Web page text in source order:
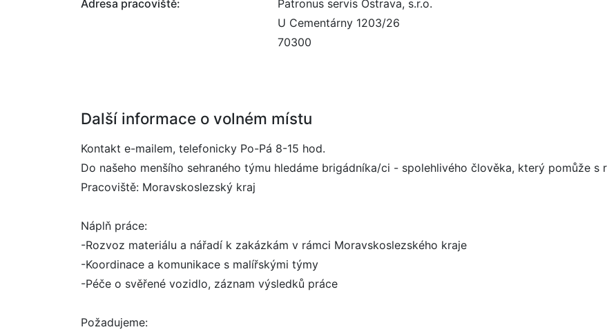
Adresa pracoviště:
Patronus servis Ostrava, s.r.o.
U Cementárny 1203/26
70300
Další informace o volném místu
Kontakt e-mailem, telefonicky Po-Pá 8-15 hod.
Do našeho menšího sehraného týmu hledáme brigádníka/ci - spolehlivého člověka, který pomůže s
Pracoviště: Moravskoslezský kraj
Náplň práce:
-Rozvoz materiálu a nářadí k zakázkám v rámci Moravskoslezského kraje
-Koordinace a komunikace s malířskými týmy
-Péče o svěřené vozidlo, záznam výsledků práce
Požadujeme: